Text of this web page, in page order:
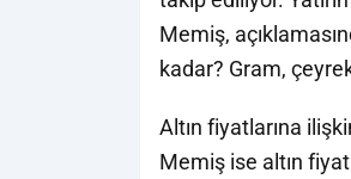
Memiş,
kadar? Gram,
Altın fiyatlarına
Memiş ise altın